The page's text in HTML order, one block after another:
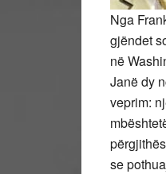
Nga
gjëndet
në
Janë dy
veprim:
se